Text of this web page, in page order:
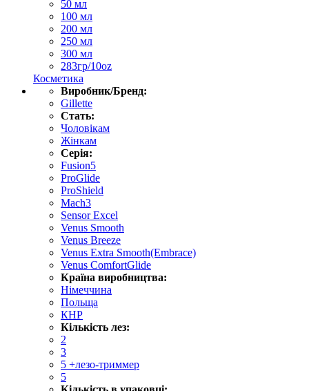
50 мл
100 мл
200 мл
250 мл
300 мл
283гр/10oz
Косметика
Виробник/Бренд:
Gillette
Стать:
Чоловікам
Жінкам
Серія:
Fusion5
ProGlide
ProShield
Mach3
Sensor Excel
Venus Smooth
Venus Breeze
Venus Extra Smooth(Embrace)
Venus ComfortGlide
Країна виробництва:
Німеччина
Польща
КНР
Кількість лез:
2
3
5 +лезо-триммер
5